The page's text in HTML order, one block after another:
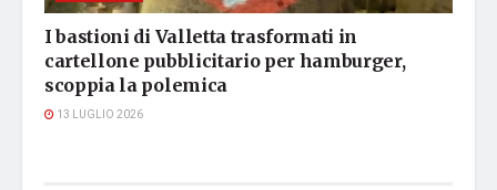
I bastioni di Valletta trasformati in
cartellone pubblicitario per hamburger,
scoppia la polemica
13 LUGLIO 2026